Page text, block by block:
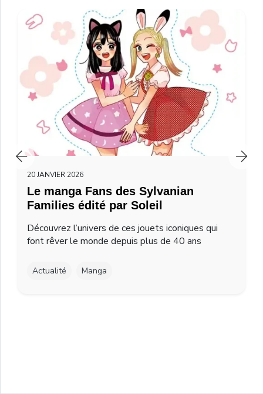
20 JANVIER 2026
Le manga Fans des Sylvanian
Families édité par Soleil
Découvrez l’univers de ces jouets iconiques qui
font rêver le monde depuis plus de 40 ans
Actualité Manga